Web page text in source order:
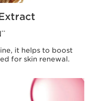
**
it helps to boost
for skin renewal.